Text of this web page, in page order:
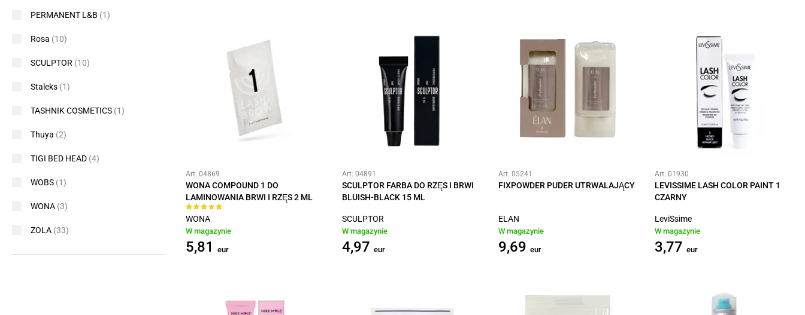
Art: 04869
WONA COMPOUND 1 DO
LAMINOWANIA BRWI I RZĘS 2 ML
WONA
W magazynie
5,81 eur
Art: 04891
SCULPTOR FARBA DO RZĘS I BRWI
BLUISH-BLACK 15 ML
SCULPTOR
W magazynie
4,97 eur
Art: 05241
FIXPOWDER PUDER UTRWALAJĄCY
ELAN
W magazynie
9,69 eur
Art: 01930
LEVISSIME LASH COLOR PAINT 1
CZARNY
LeviSsime
W magazynie
3,77 eur
PERMANENT L&B (1)
Rosa (10)
SCULPTOR (10)
Staleks (1)
TASHNIK COSMETICS (1)
Thuya (2)
TIGI BED HEAD (4)
WOBS (1)
WONA (3)
ZOLA (33)